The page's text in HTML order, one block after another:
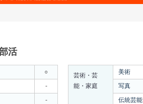
活
○
-
-
芸術・芸
能・家庭
美術
写真
伝統芸能